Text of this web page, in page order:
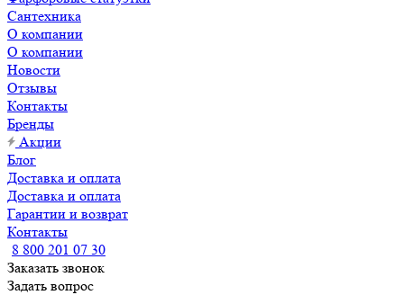
Сантехника
О компании
О компании
Новости
Отзывы
Контакты
Бренды
Акции
Блог
Доставка и оплата
Доставка и оплата
Гарантии и возврат
Контакты
8 800 201 07 30
Заказать звонок
Задать вопрос